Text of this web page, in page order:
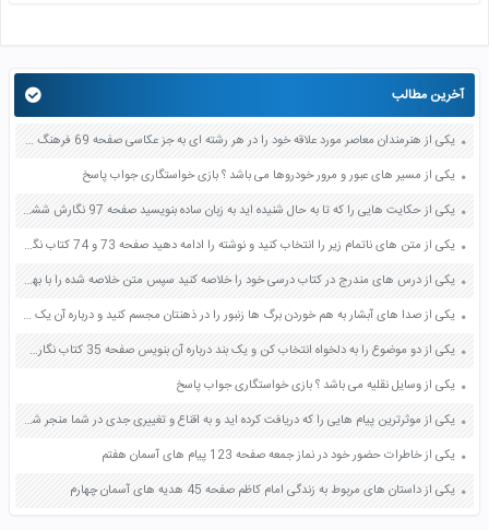
آخرین مطالب
یکی از هنرمندان معاصر مورد علاقه خود را در هر رشته ای به جز عکاسی صفحه 69 فرهنگ و هنر نهم
یکی از مسیر های عبور و مرور خودروها می باشد ؟ بازی خواستگاری جواب پاسخ
یکی از حکایت هایی را که تا به حال شنیده اید به زبان ساده بنویسید صفحه 97 نگارش ششم دبستان
یکی از متن های ناتمام زیر را انتخاب کنید و نوشته را ادامه دهید صفحه 73 و 74 کتاب نگارش فارسی پنجم دبستان
یکی از درس های مندرج در کتاب درسی خود را خلاصه کنید سپس متن خلاصه شده را با بهره گیری از روش های دسته بندی نمودار جدول نقشه مفهومی نشان دهید صفحه 118 نگارش یازدهم
یکی از صدا های آبشار به هم خوردن برگ ها زنبور را در ذهنتان مجسم کنید و درباره آن یک بند بنویسید صفحه 11 نگارش پنجم
یکی از دو موضوع را به دلخواه انتخاب کن و یک بند درباره آن بنویس صفحه 35 کتاب نگارش فارسی سوم
یکی از وسایل نقلیه می باشد ؟ بازی خواستگاری جواب پاسخ
یکی از موثرترین پیام هایی را که دریافت کرده اید و به اقناع و تغییری جدی در شما منجر شده است برسی کنید و علت این تاثیر گذاری قابل توجه را بنویسید صفحه 52 تفکر و سواد رسانه ای دهم
یکی از خاطرات حضور خود در نماز جمعه صفحه 123 پیام های آسمان هفتم
یکی از داستان های مربوط به زندگی امام کاظم صفحه 45 هدیه های آسمان چهارم